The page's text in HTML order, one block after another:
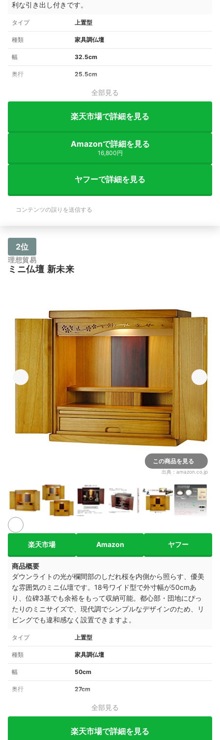
利な引き出し付きです。
タイプ 上置型
種類 家具調仏壇
幅 32.5cm
奥行 25.5cm
全部見る
楽天市場で詳細を見る
Amazonで詳細を見る
16,800円
ヤフーで詳細を見る
コンテンツの誤りを送信する
2位
理想貿易
ミニ仏壇 新未来
この商品を見る
出典： amazon.co.jp
楽天市場 Amazon ヤフー
商品概要
ダウンライトの光が欄間部のしだれ桜を内側から照らす、優美
な雰囲気のミニ仏壇です。18号ワイド型で外寸幅が50cmあ
り、位碑3基でも余裕をもって収納可能。都心部・団地にぴっ
たりのミニサイズで、現代調でシンプルなデザインのため、リ
ビングでも違和感なく設置できますよ。
タイプ 上置型
種類 家具調仏壇
幅 50cm
奥行 27cm
全部見る
楽天市場で詳細を見る